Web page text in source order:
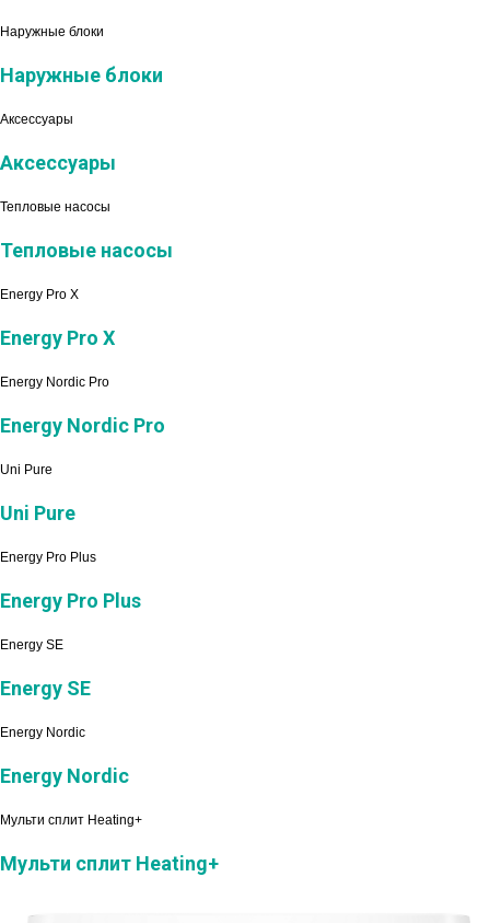
Наружные блоки
Наружные блоки
Аксессуары
Аксессуары
Тепловые насосы
Тепловые насосы
Energy Pro X
Energy Pro X
Energy Nordic Pro
Energy Nordic Pro
Uni Pure
Uni Pure
Energy Pro Plus
Energy Pro Plus
Energy SE
Energy SE
Energy Nordic
Energy Nordic
Мульти сплит Heating+
Мульти сплит Heating+